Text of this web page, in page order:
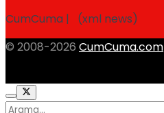
CumCuma | (xml news)
© 2008-2026 CumCuma.com